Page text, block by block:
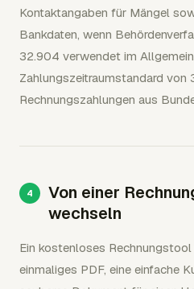
Kontaktangaben für Mängel
Bankdaten, wenn
32.904 verwendet im
Zahlungszeitraumstandard von
Rechnungszahlungen aus
Von einer
wechseln
Ein kostenloses Rechnungstool
einmaliges PDF, eine einfache